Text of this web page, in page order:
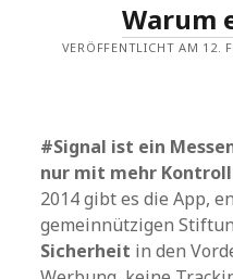
Warum
VERÖFFENTLICHT AM 12.
#Signal ist ein
nur mit mehr
2014 gibt es die App,
gemeinnützigen
Sicherheit in den